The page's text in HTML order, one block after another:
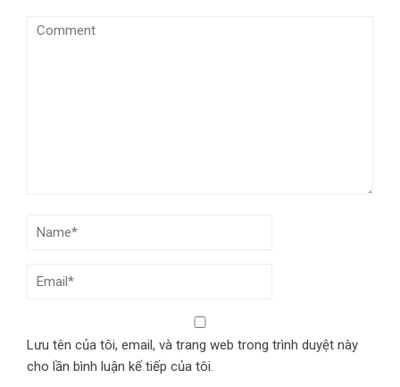
Lưu tên của tôi, email, và trang web trong trình duyệt này
cho lần bình luận kế tiếp của tôi.